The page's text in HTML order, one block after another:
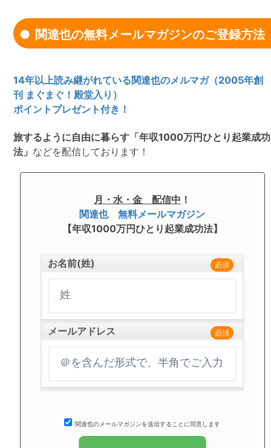
関達也の無料メールマガジンのご登録方法
14年以上読み継がれている関達也のメルマガ（2005年創
刊 まぐまぐ！殿堂入り）
ポイントプレゼント付き！
旅するように自由に暮らす「年収1000万円ひとり起業成功
法」 などを配信しております！
月・水・金 配信中 ！
関達也 無料メールマガジン
【年収1000万円ひとり起業成功法】
お名前(姓) 必須
メールアドレス 必須
関達也のメールマガジンを送信することに同意します